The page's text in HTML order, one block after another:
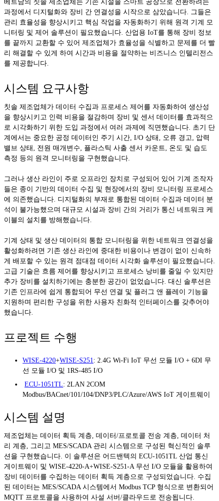
베트남의 칫솔 제조업체는 기존 시설을 스마트 공장으로 전환하려는
과정에서 디지털화와 장비 간 연결성을 시작으로 삼았습니다. 그들은
관리 효율성을 향상시키고 핵심 작업을 자동화하기 위해 원격 기계 모
니터링 및 제어 솔루션이 필요했습니다. 산업용 IoT를 통해 장비 정보
를 끝까지 교환할 수 있어 제조업체가 효율성을 식별하고 문제를 더 빨
리 해결할 수 있게 하여 시간과 비용을 절약하는 비즈니스 인텔리전스
를 제공합니다.
시스템 요구사항
칫솔 제조업체가 데이터 수집과 프로세스 제어를 자동화하여 생산성
을 향상시키고 인력 비용을 절감하며 장비 및 센서 데이터를 효과적으
로 시각화하기 위한 도입 과정에서 여러 과제에 직면했습니다. 초기 단
계에서는 중요한 공정 데이터인 주기 시간, I/O 상태, 오류 경고, 압력
밸브 상태, 전원 매개변수, 플라스틱 사출 센서 카운트, 온도 및 습도
측정 등의 원격 모니터링을 구현했습니다.
그러나 생산 라인이 주로 오프라인 장치로 구성되어 있어 기계 조작자
들은 종이 기반의 데이터 수집 및 현장에서의 장비 모니터링 프로세스
에 의존했습니다. 디지털화의 부재로 통합된 데이터 수집과 데이터 분
석이 불가능했으며 대규모 시설과 장비 간의 거리가 통신 네트워크 케
이블의 설치를 방해했습니다.
기계 상태 및 생산 데이터의 통합 모니터링을 위한 네트워크 연결성을
활성화하려면 기존 생산 라인에 중대한 비용이나 변경이 없이 신속하
게 배포할 수 있는 원격 점대점 데이터 시각화 솔루션이 필요했습니다.
고급 기술은 흐름 제어를 향상시키고 프로세스 낭비를 줄일 수 있지만
추가 장비를 설치하기에는 충분한 공간이 없었습니다. 대신 솔루션은
기존 인프라에 쉽게 통합되어 무선 연결 및 플러그 앤 플레이 기능을
지원하며 편리한 구성을 위한 사용자 친화적 인터페이스를 갖추어야
했습니다.
프로젝트 수행
WISE-4220+WISE-S251: 2.4G Wi-Fi IoT 무선 모듈 I/O + 6DI 무
선 모듈 I/O 및 1RS-485 I/O
ECU-1051TL: 2LAN 2COM
Modbus/BACnet/101/104/DNP3/PLC/Azure/AWS IoT 게이트웨이
시스템 설명
제조업체는 데이터 획득 계층, 데이터/프로토콜 전송 계층, 데이터 처
리 계층, 그리고 MES/SCADA 관리 시스템으로 구성된 혁신적인 솔루
션을 구현했습니다. 이 솔루션은 어드밴텍의 ECU-1051TL 산업 통신
게이트웨이 및 WISE-4220-A+WISE-S251-A 무선 I/O 모듈을 활용하여
장비 데이터를 수집하는 데이터 획득 계층으로 구성되었습니다. 수집
된 데이터는 MES/SCADA 시스템에서 Modbus TCP 형식으로 변환되어
MQTT 프로토콜을 사용하여 사설 서버/클라우드로 전송됩니다.